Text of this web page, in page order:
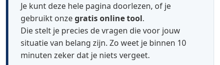
Je kunt deze hele pagina doorlezen, of je
gebruikt onzegratis online tool.
Die stelt je precies de vragen die voor jouw
situatie van belang zijn. Zo weet je binnen 10
minuten zeker dat je niets vergeet.